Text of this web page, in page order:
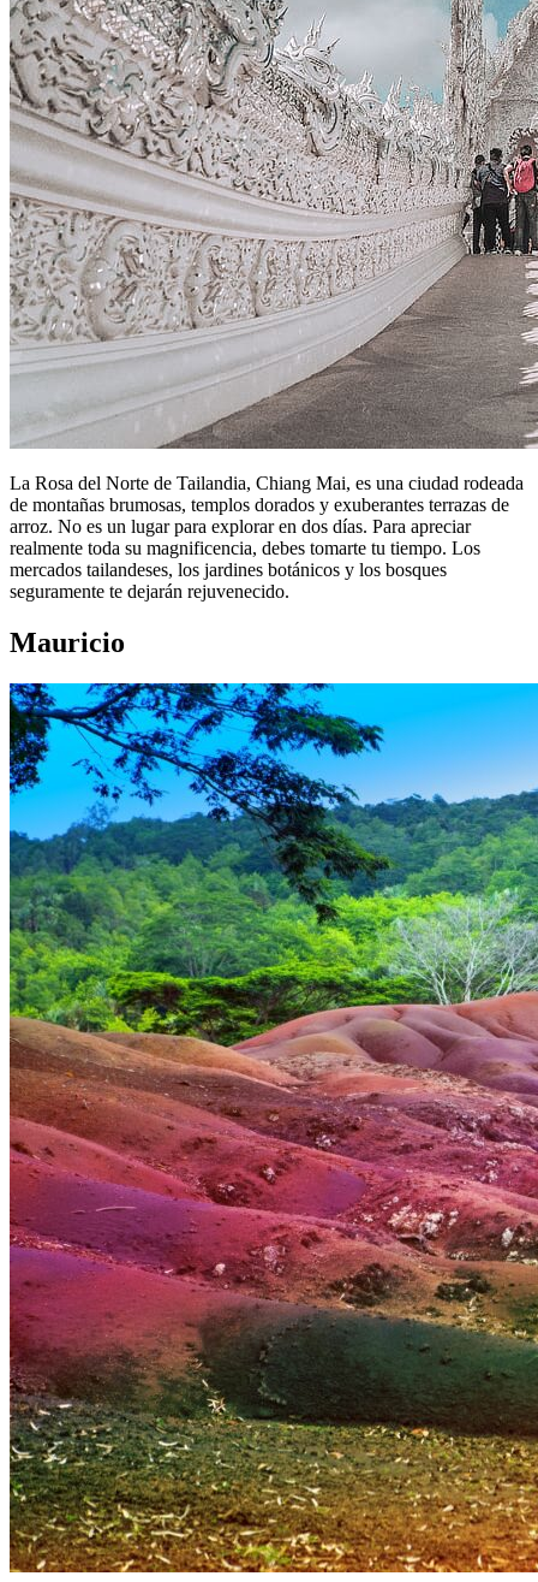
La Rosa del Norte de Tailandia, Chiang Mai, es una ciudad rodeada
de montañas brumosas, templos dorados y exuberantes terrazas de
arroz. No es un lugar para explorar en dos días. Para apreciar
realmente toda su magnificencia, debes tomarte tu tiempo. Los
mercados tailandeses, los jardines botánicos y los bosques
seguramente te dejarán rejuvenecido.
Mauricio